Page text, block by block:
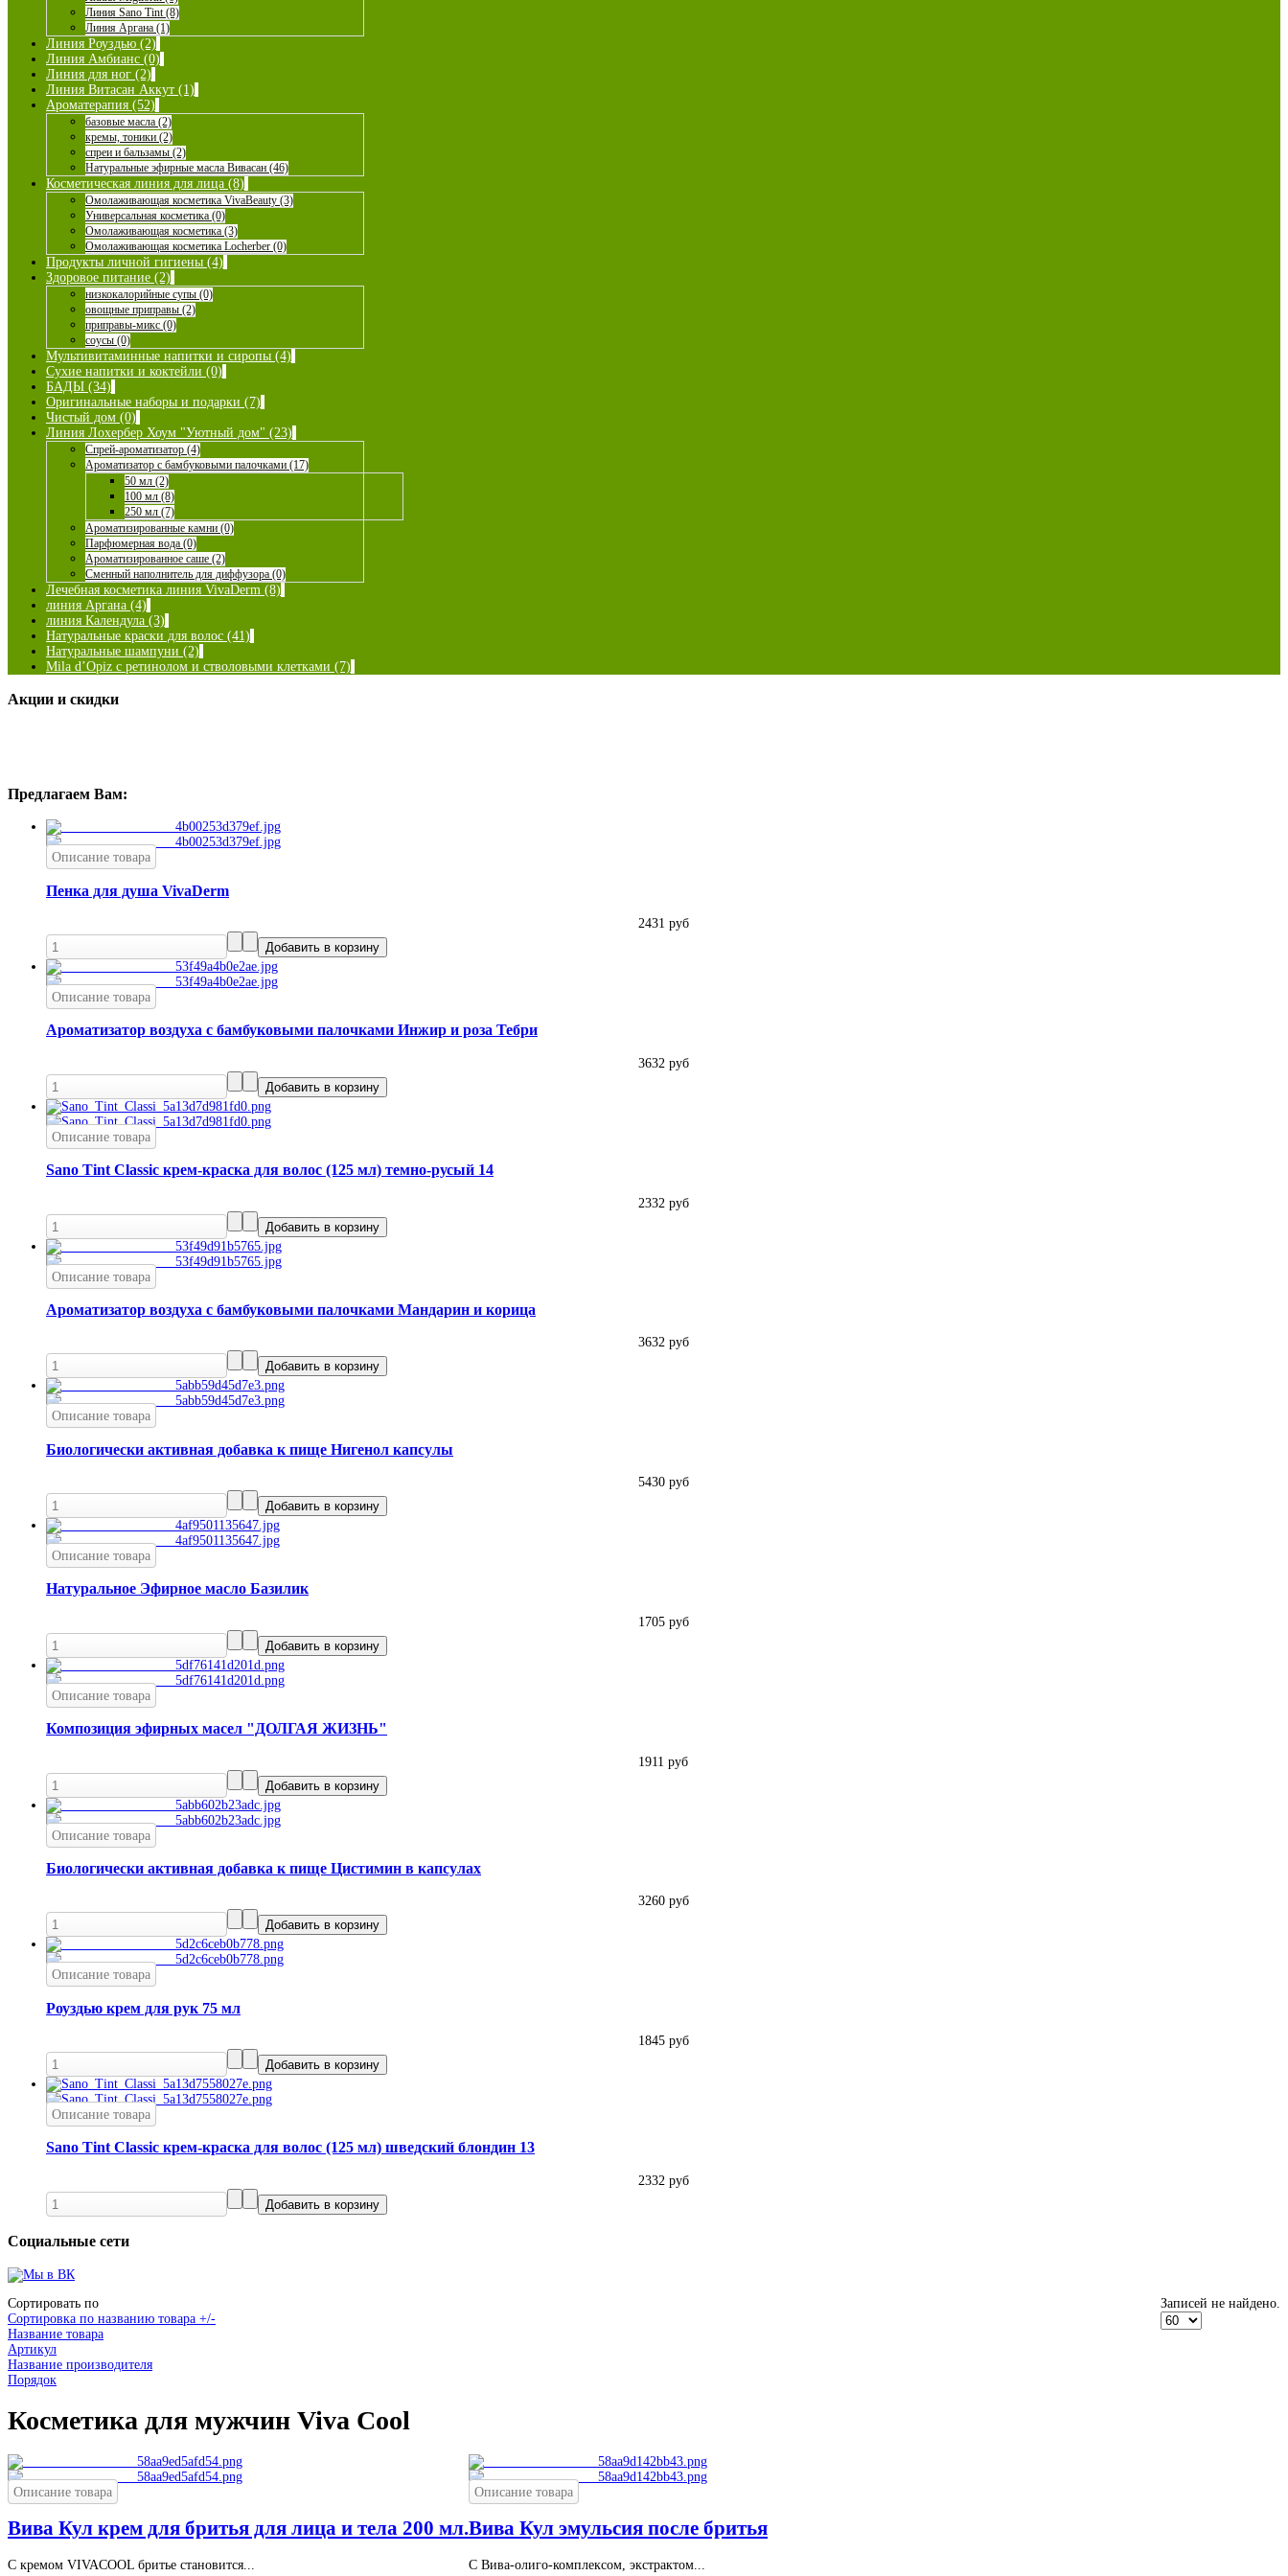
Линия Sano Tint (8)
Линия Аргана (1)
Линия Роуздью (2)
Линия Амбианс (0)
Линия для ног (2)
Линия Витасан Аккут (1)
Ароматерапия (52)
базовые масла (2)
кремы, тоники (2)
спреи и бальзамы (2)
Натуральные эфирные масла Вивасан (46)
Косметическая линия для лица (8)
Омолаживающая косметика VivaBeauty (3)
Универсальная косметика (0)
Омолаживающая косметика (3)
Омолаживающая косметика Locherber (0)
Продукты личной гигиены (4)
Здоровое питание (2)
низкокалорийные супы (0)
овощные приправы (2)
приправы-микс (0)
соусы (0)
Мультивитаминные напитки и сиропы (4)
Сухие напитки и коктейли (0)
БАДЫ (34)
Оригинальные наборы и подарки (7)
Чистый дом (0)
Линия Лохербер Хоум "Уютный дом" (23)
Спрей-ароматизатор (4)
Ароматизатор с бамбуковыми палочками (17)
50 мл (2)
100 мл (8)
250 мл (7)
Ароматизированные камни (0)
Парфюмерная вода (0)
Ароматизированное саше (2)
Сменный наполнитель для диффузора (0)
Лечебная косметика линия VivaDerm (8)
линия Аргана (4)
линия Календула (3)
Натуральные краски для волос (41)
Натуральные шампуни (2)
Mila d’Opiz с ретинолом и стволовыми клетками (7)
Акции и скидки
Предлагаем Вам:
Описание товара
Пенка для душа VivaDerm
2431 руб
Описание товара
Ароматизатор воздуха с бамбуковыми палочками Инжир и роза Тебри
3632 руб
Описание товара
Sano Tint Classic крем-краска для волос (125 мл) темно-русый 14
2332 руб
Описание товара
Ароматизатор воздуха с бамбуковыми палочками Мандарин и корица
3632 руб
Описание товара
Биологически активная добавка к пище Нигенол капсулы
5430 руб
Описание товара
Натуральное Эфирное масло Базилик
1705 руб
Описание товара
Композиция эфирных масел "ДОЛГАЯ ЖИЗНЬ"
1911 руб
Описание товара
Биологически активная добавка к пище Цистимин в капсулах
3260 руб
Описание товара
Роуздью крем для рук 75 мл
1845 руб
Описание товара
Sano Tint Classic крем-краска для волос (125 мл) шведский блондин 13
2332 руб
Социальные сети
Сортировать по
Сортировка по названию товара +/-
Название товара
Артикул
Название производителя
Порядок
Записей не найдено.
Косметика для мужчин Viva Cool
Описание товара
Вива Кул крем для бритья для лица и тела 200 мл.
С кремом VIVACOOL бритье становится...
Описание товара
Вива Кул эмульсия после бритья
C Вива-олиго-комплексом, экстрактом...